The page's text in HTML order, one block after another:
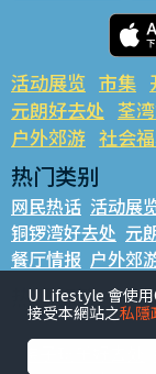
活动展览 市集
元朗好去处 荃
户外郊游 社会
热门类别
网民热话 活动展
铜锣湾好去处 元
餐厅情报 户外郊
热门标签
#UGO揾好去处 #
U Lifestyle 會使
接受本網站之私隱